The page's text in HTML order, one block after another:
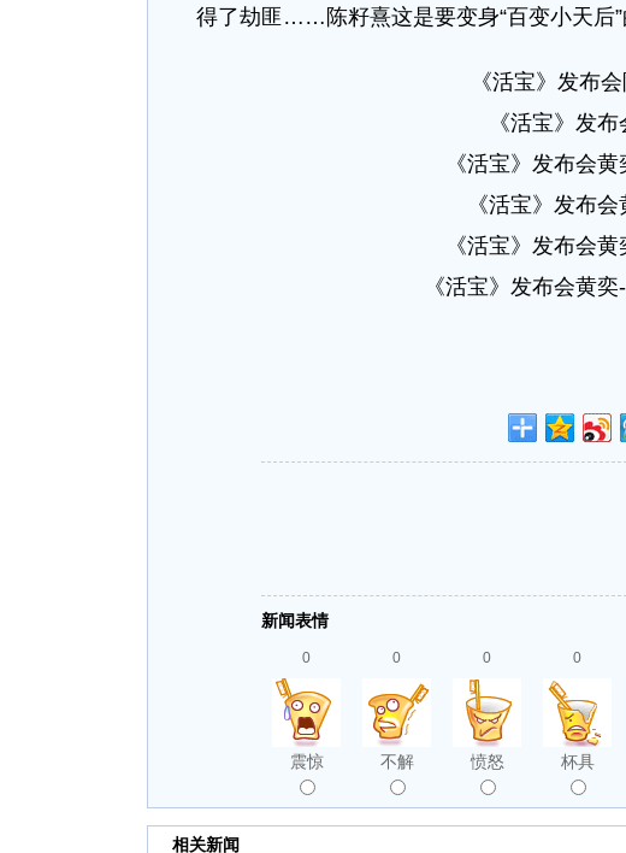
得了劫匪……陈籽熹这是要变身“百变小天后”
《活宝》发布
《活宝》发
《活宝》发布会
《活宝》发布
《活宝》发布会
《活宝》发布会黄
新闻表情
0
震惊
0
不解
0
愤怒
0
杯具
相关新闻